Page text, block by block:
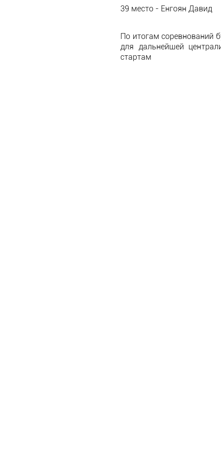
39 место - Енгоян Давид
По итогам соревнований
для дальнейшей
стартам